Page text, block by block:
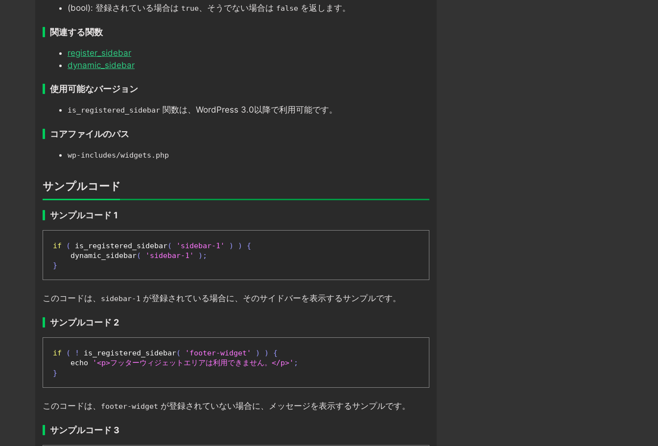
(bool): 登録されている場合は true、そうでない場合は false を返します。
関連する関数
register_sidebar
dynamic_sidebar
使用可能なバージョン
is_registered_sidebar 関数は、WordPress 3.0以降で利用可能です。
コアファイルのパス
wp-includes/widgets.php
サンプルコード
サンプルコード 1
if ( is_registered_sidebar( 'sidebar-1' ) )
{
    dynamic_sidebar
( 'sidebar-1'
);
}
このコードは、 sidebar-1 が登録されている場合に、そのサイドバーを表示するサンプルです。
サンプルコード 2
if ( ! is_registered_sidebar( 'footer-widget' ) )
{
    echo
'<p>フッターウィジェットエリアは利用できません。</p>' ;
}
このコードは、 footer-widget が登録されていない場合に、メッセージを表示するサンプルです。
サンプルコード 3